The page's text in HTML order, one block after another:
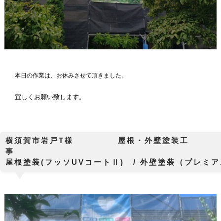
本日の作業は、お休みさせて頂きました。
宜しくお願い致します。
横須賀市岩戸T様 屋根・外壁塗装工
屋根塗装(フッソUVコートⅡ) / 外壁塗装（プレミア